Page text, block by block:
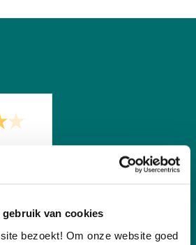
gebruik van cookies
bezoekt! Om onze website goed